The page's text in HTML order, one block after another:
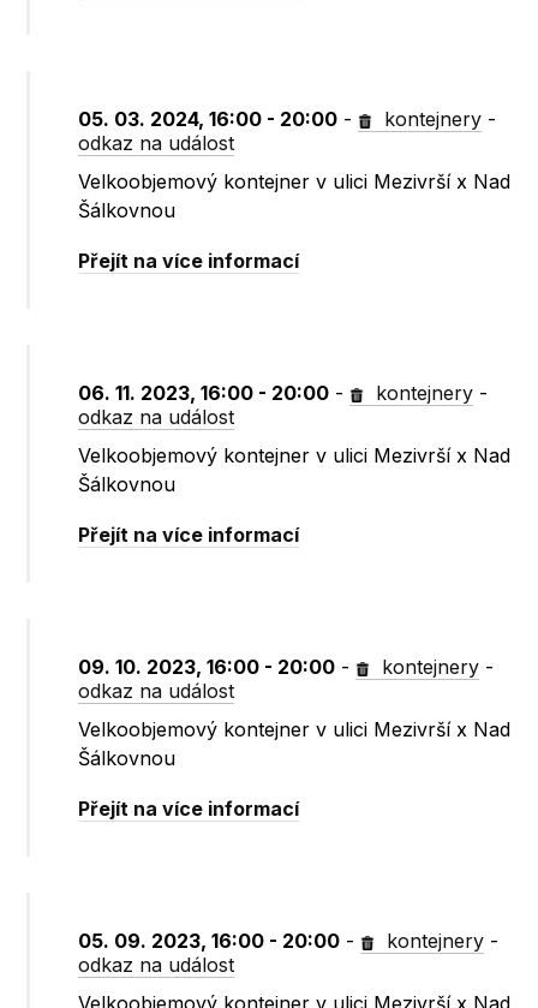
05. 03. 2024, 16:00 - 20:00 - kontejnery -
odkaz na událost
Velkoobjemový kontejner v ulici Mezivrší x Nad
Šálkovnou
Přejít na více informací
06. 11. 2023, 16:00 - 20:00 - kontejnery -
odkaz na událost
Velkoobjemový kontejner v ulici Mezivrší x Nad
Šálkovnou
Přejít na více informací
09. 10. 2023, 16:00 - 20:00 - kontejnery -
odkaz na událost
Velkoobjemový kontejner v ulici Mezivrší x Nad
Šálkovnou
Přejít na více informací
05. 09. 2023, 16:00 - 20:00 - kontejnery -
odkaz na událost
Velkoobjemový kontejner v ulici Mezivrší x Nad